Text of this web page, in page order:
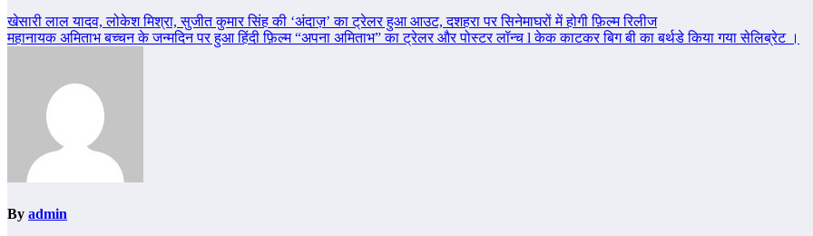
Post
navigation
खेसारी लाल यादव, लोकेश मिश्रा, सुजीत कुमार सिंह की ‘अंदाज़’ का ट्रेलर हुआ आउट, दशहरा पर सिनेमाघरों में होगी फ़िल्म रिलीज
महानायक अमिताभ बच्चन के जन्मदिन पर हुआ हिंदी फ़िल्म “अपना अमिताभ” का ट्रेलर और पोस्टर लॉन्च l केक काटकर बिग बी का बर्थडे किया गया सेलिब्रेट ।
By admin